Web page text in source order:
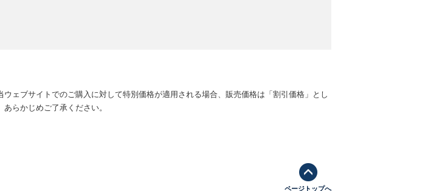
ェブサイトでのご購入に対して特別価格が適用される場合、販売価格は「割引価格」とし
らかじめご了承ください。
ページトップへ